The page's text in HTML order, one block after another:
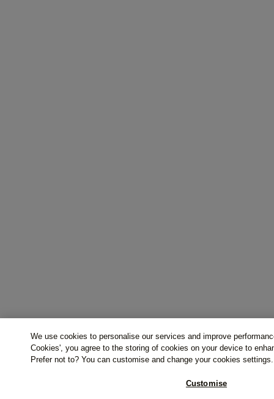
We use cookies to personalise our services and improve
Cookies', you agree to the storing of cookies on your device to
Prefer not to? You can customise and change your cookies settings.
Customise